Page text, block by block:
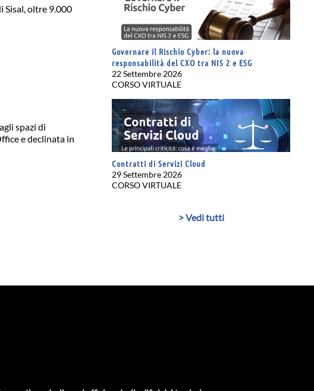
Sisal, oltre 9.000
spazi di
e declinata in
Governare il Rischio Cyber: la nuova
responsabilità del CXO tra NIS 2 e ESG
22 Settembre 2026
CORSO VIRTUALE
Contratti di Servizi Cloud
29 Settembre 2026
CORSO VIRTUALE
> Vedi tutti